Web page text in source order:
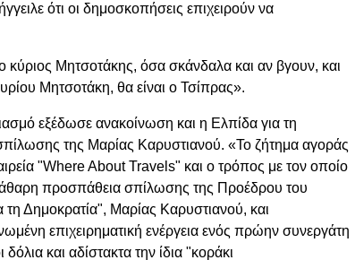
ότι οι δημοσκοπήσεις επιχειρούν να
κύριος Μητσοτάκης, όσα σκάνδαλα και αν βγουν, και
Μητσοτάκη, θα είναι ο Τσίπρας».
εξέδωσε ανακοίνωση και η Ελπίδα για τη
της Μαρίας Καρυστιανού. «Το ζήτημα αγοράς
"Where About Travels" και ο τρόπος με τον οποίο
προσπάθεια σπίλωσης της Προέδρου του
Δημοκρατία", Μαρίας Καρυστιανού, και
επιχειρηματική ενέργεια ενός πρώην συνεργάτη
και αδίστακτα την ίδια "κοράκι